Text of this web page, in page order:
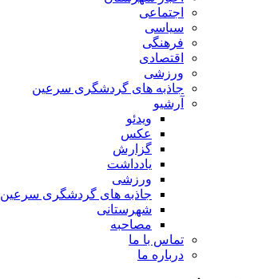
اجتماعی
سیاسی
فرهنگی
اقتصادی
ورزشی
جاذبه های گردشگری سرعین
آرشیو
ویدئو
عکس
گزارش
یادداشت
ورزشی
جاذبه های گردشگری سرعین
شهرستانی
مصاحبه
تماس با ما
درباره ما